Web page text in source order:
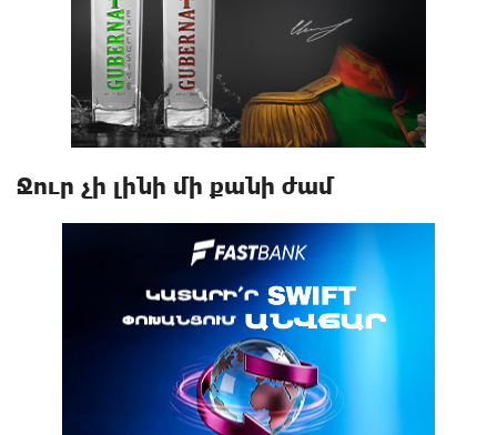
Ջուր չի լինի մի քանի ժամ